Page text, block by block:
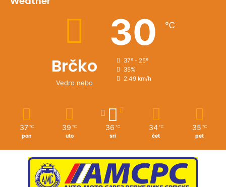
Brčko
Vedro nebo
30 ℃
37º - 25º
35%
2.49 km/h
37 ℃
pon
39 ℃
uto
36 ℃
sri
34 ℃
čet
35 ℃
pet